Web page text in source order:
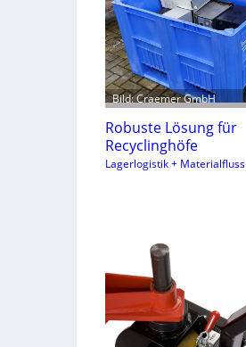
Bild: Craemer GmbH
Robuste Lösung für
Recyclinghöfe
Lagerlogistik + Materialfluss